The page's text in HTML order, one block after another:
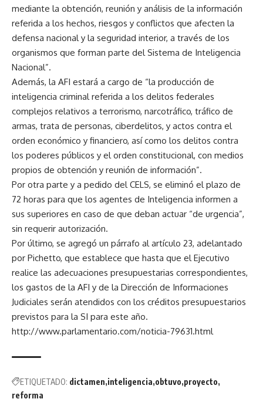
mediante la obtención, reunión y análisis de la información
referida a los hechos, riesgos y conflictos que afecten la
defensa nacional y la seguridad interior, a través de los
organismos que forman parte del Sistema de Inteligencia
Nacional”.
Además, la AFI estará a cargo de “la producción de
inteligencia criminal referida a los delitos federales
complejos relativos a terrorismo, narcotráfico, tráfico de
armas, trata de personas, ciberdelitos, y actos contra el
orden económico y financiero, así como los delitos contra
los poderes públicos y el orden constitucional, con medios
propios de obtención y reunión de información”.
Por otra parte y a pedido del CELS, se eliminó el plazo de
72 horas para que los agentes de Inteligencia informen a
sus superiores en caso de que deban actuar “de urgencia”,
sin requerir autorización.
Por último, se agregó un párrafo al artículo 23, adelantado
por Pichetto, que establece que hasta que el Ejecutivo
realice las adecuaciones presupuestarias correspondientes,
los gastos de la AFI y de la Dirección de Informaciones
Judiciales serán atendidos con los créditos presupuestarios
previstos para la SI para este año.
http://www.parlamentario.com/noticia-79631.html
ETIQUETADO: dictamen inteligencia obtuvo proyecto
reforma